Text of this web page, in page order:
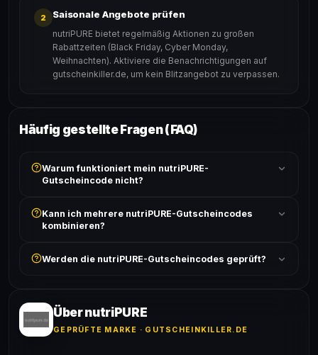
2 Saisonale Angebote prüfen
nutriPURE bietet regelmäßig Aktionen zu großen
Rabattzeiten (Black Friday, Cyber Monday,
Weihnachten). Aktiviere die Benachrichtigungen auf
gutscheinkiller.de, um kein Blitzangebot zu verpassen.
Häufig gestellte Fragen (FAQ)
Warum funktioniert mein nutriPURE-
Gutscheincode nicht?
ist und ob der Code nicht für bereits reduzierte Artikel
gilt. Alle Bedingungen findest du unter „Details".
Kann ich mehrere nutriPURE-Gutscheincodes
kombinieren?
akzeptiert. Die Kombination mehrerer Codes ist meist
Werden die nutriPURE-Gutscheincodes geprüft?
Erfolgsquote wird bei jedem Angebot angezeigt.
Über nutriPURE
GEPRÜFTE MARKE · GUTSCHEINKILLER.DE